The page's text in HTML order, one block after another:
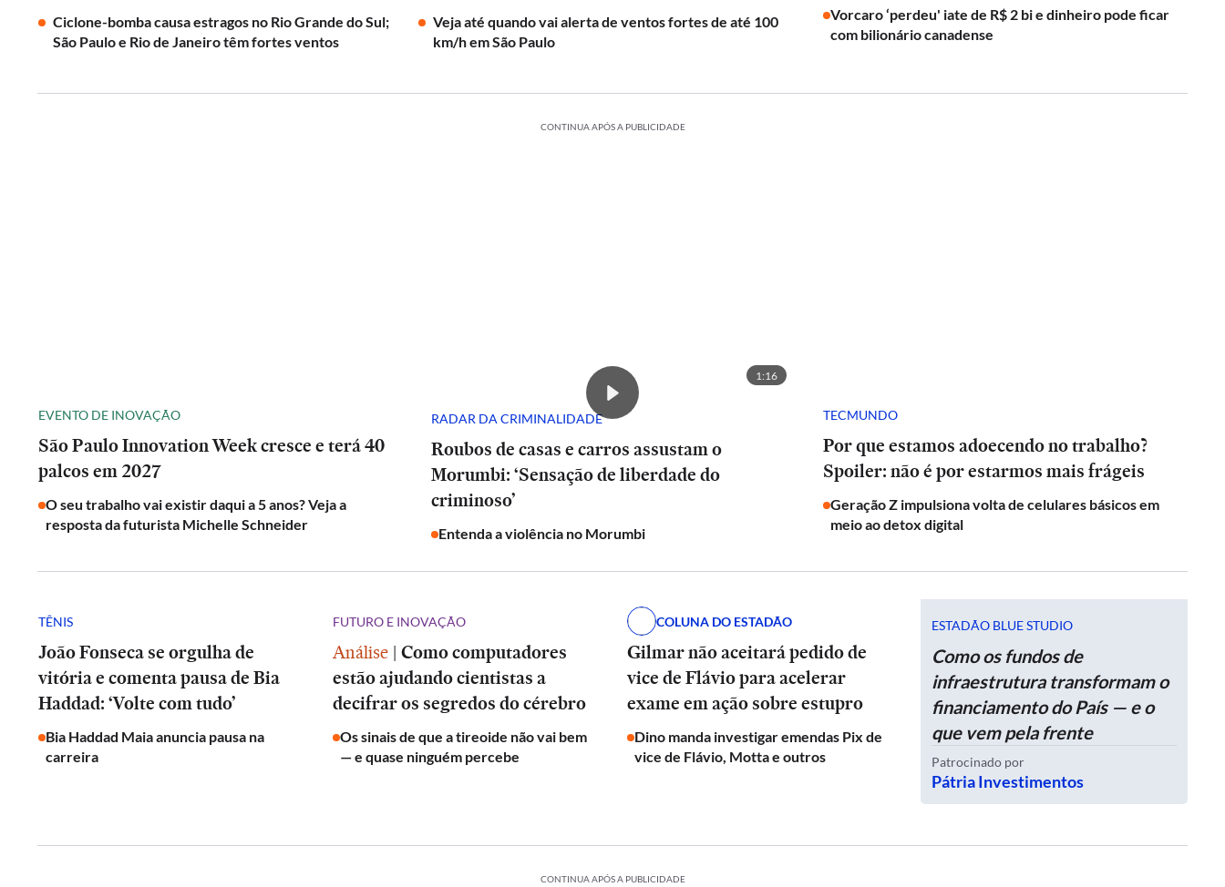
Ciclone-bomba causa estragos no Rio Grande do Sul;
São Paulo e Rio de Janeiro têm fortes ventos
Veja até quando vai alerta de ventos fortes de até 100
km/h em São Paulo
Vorcaro ‘perdeu' iate de R$ 2 bi e dinheiro pode ficar
com bilionário canadense
CONTINUA APÓS A PUBLICIDADE
EVENTO DE INOVAÇÃO
São Paulo Innovation Week cresce e terá 40
palcos em 2027
O seu trabalho vai existir daqui a 5 anos? Veja a
resposta da futurista Michelle Schneider
1:16
RADAR DA CRIMINALIDADE
Roubos de casas e carros assustam o
Morumbi: ‘Sensação de liberdade do
criminoso’
Entenda a violência no Morumbi
TECMUNDO
Por que estamos adoecendo no trabalho?
Spoiler: não é por estarmos mais frágeis
Geração Z impulsiona volta de celulares básicos em
meio ao detox digital
TÊNIS
João Fonseca se orgulha de
vitória e comenta pausa de Bia
Haddad: ‘Volte com tudo’
Bia Haddad Maia anuncia pausa na
carreira
FUTURO E INOVAÇÃO
Análise | Como computadores
estão ajudando cientistas a
decifrar os segredos do cérebro
Os sinais de que a tireoide não vai bem
— e quase ninguém percebe
COLUNA DO ESTADÃO
Gilmar não aceitará pedido de
vice de Flávio para acelerar
exame em ação sobre estupro
Dino manda investigar emendas Pix de
vice de Flávio, Motta e outros
ESTADÃO BLUE STUDIO
Como os fundos de
infraestrutura transformam o
financiamento do País — e o
que vem pela frente
Patrocinado por
Pátria Investimentos
CONTINUA APÓS A PUBLICIDADE